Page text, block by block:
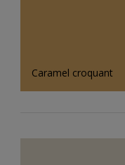
Caramel croquant